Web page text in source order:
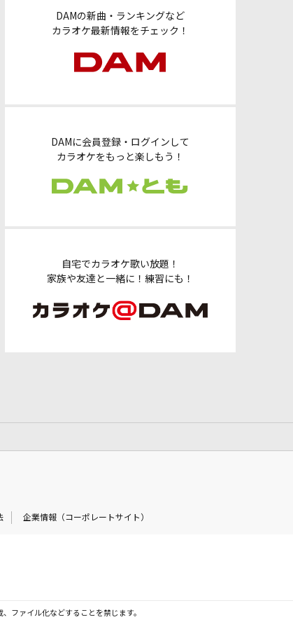
DAMの新曲・ランキングなど
カラオケ最新情報をチェック！
DAMに会員登録・ログインして
カラオケをもっと楽しもう！
自宅でカラオケ歌い放題！
家族や友達と一緒に！練習にも！
企業情報（コーポレートサイト）
ファイル化などすることを禁じます。